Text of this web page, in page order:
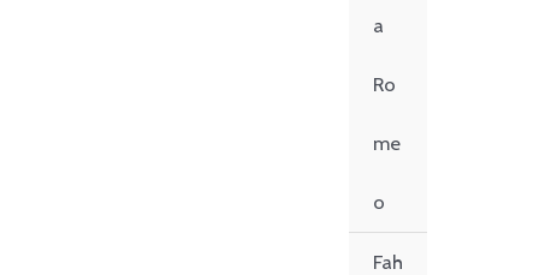
a
Ro
me
o
Fah